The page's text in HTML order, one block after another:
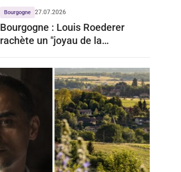
Bourgogne 27.07.2026
Bourgogne : Louis Roederer
rachète un "joyau de la